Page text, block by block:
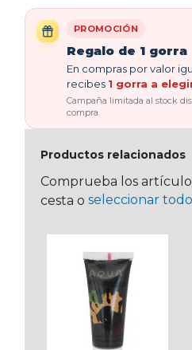
PROMOCIÓN
Regalo de 1 gorra
En compras por valor
recibes 1 gorra a
Campaña limitada al stock
compra.
Productos relacionados
Comprueba los
cesta o seleccionar todo